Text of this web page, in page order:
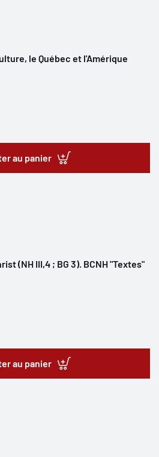
le Québec et l'Amérique
au panier
(NH III,4 ; BG 3). BCNH "Textes"
au panier